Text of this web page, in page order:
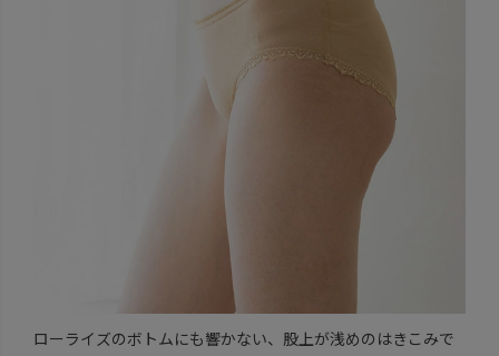
ローライズのボトムにも響かない、股上が浅めのはきこみで